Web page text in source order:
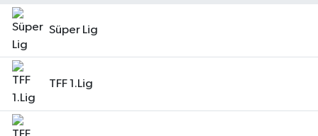
Süper Lig
TFF 1.Lig
Gündem
Kültür Sanat